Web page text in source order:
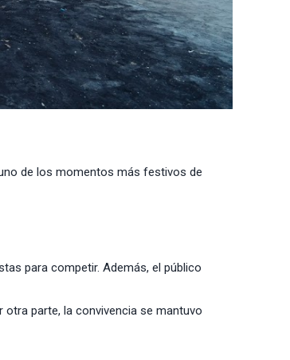
de los momentos más festivos de
para competir. Además, el público
otra parte, la convivencia se mantuvo